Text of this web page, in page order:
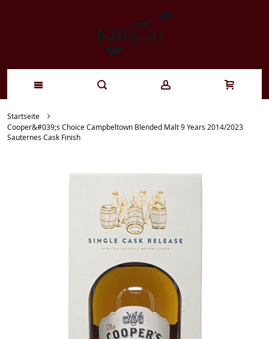
Zum
Inhalt
Startseite
Cooper&#039;s Choice Campbeltown Blended Malt 9 Years 2014/2023
Sauternes Cask Finish